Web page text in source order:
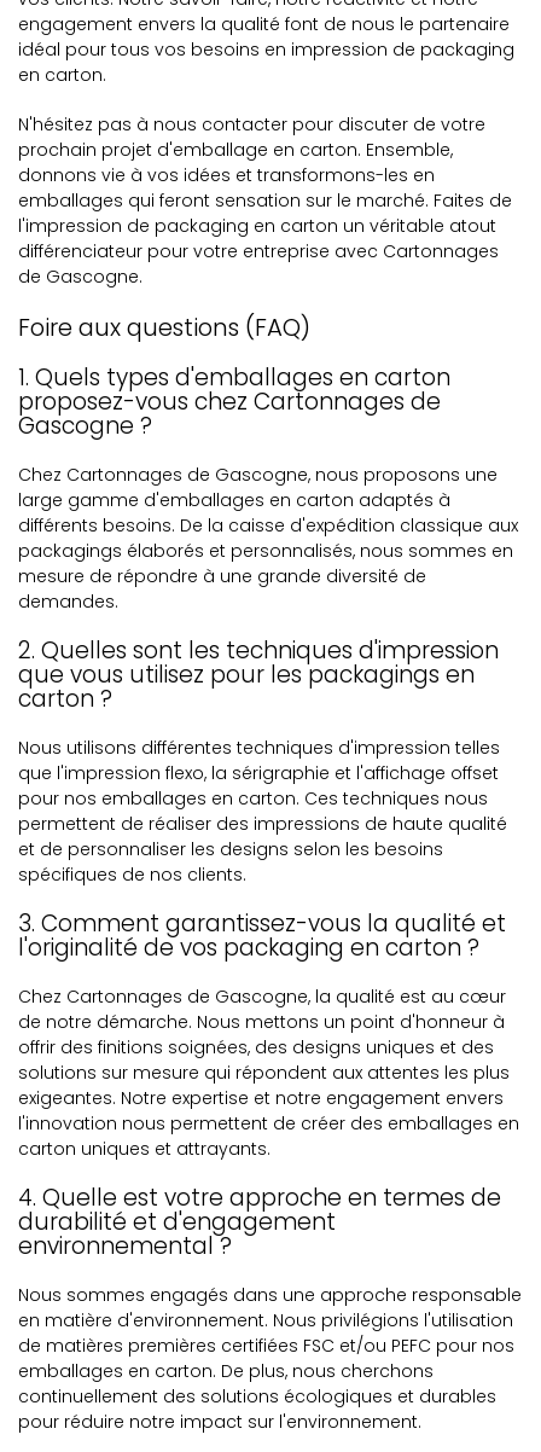
engagement envers la qualité font de nous le partenaire
idéal pour tous vos besoins en impression de packaging
en carton.
N'hésitez pas à nous contacter pour discuter de votre
prochain projet d'emballage en carton. Ensemble,
donnons vie à vos idées et transformons-les en
emballages qui feront sensation sur le marché. Faites de
l'impression de packaging en carton un véritable atout
différenciateur pour votre entreprise avec Cartonnages
de Gascogne.
Foire aux questions (FAQ)
1. Quels types d'emballages en carton
proposez-vous chez Cartonnages de
Gascogne ?
Chez Cartonnages de Gascogne, nous proposons une
large gamme d'emballages en carton adaptés à
différents besoins. De la caisse d'expédition classique aux
packagings élaborés et personnalisés, nous sommes en
mesure de répondre à une grande diversité de
demandes.
2. Quelles sont les techniques d'impression
que vous utilisez pour les packagings en
carton ?
Nous utilisons différentes techniques d'impression telles
que l'impression flexo, la sérigraphie et l'affichage offset
pour nos emballages en carton. Ces techniques nous
permettent de réaliser des impressions de haute qualité
et de personnaliser les designs selon les besoins
spécifiques de nos clients.
3. Comment garantissez-vous la qualité et
l'originalité de vos packaging en carton ?
Chez Cartonnages de Gascogne, la qualité est au cœur
de notre démarche. Nous mettons un point d'honneur à
offrir des finitions soignées, des designs uniques et des
solutions sur mesure qui répondent aux attentes les plus
exigeantes. Notre expertise et notre engagement envers
l'innovation nous permettent de créer des emballages en
carton uniques et attrayants.
4. Quelle est votre approche en termes de
durabilité et d'engagement
environnemental ?
Nous sommes engagés dans une approche responsable
en matière d'environnement. Nous privilégions l'utilisation
de matières premières certifiées FSC et/ou PEFC pour nos
emballages en carton. De plus, nous cherchons
continuellement des solutions écologiques et durables
pour réduire notre impact sur l'environnement.